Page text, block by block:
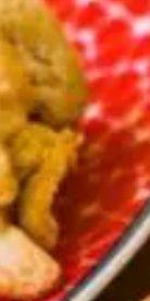
YouTube
Afin de
apporter le
des cookies